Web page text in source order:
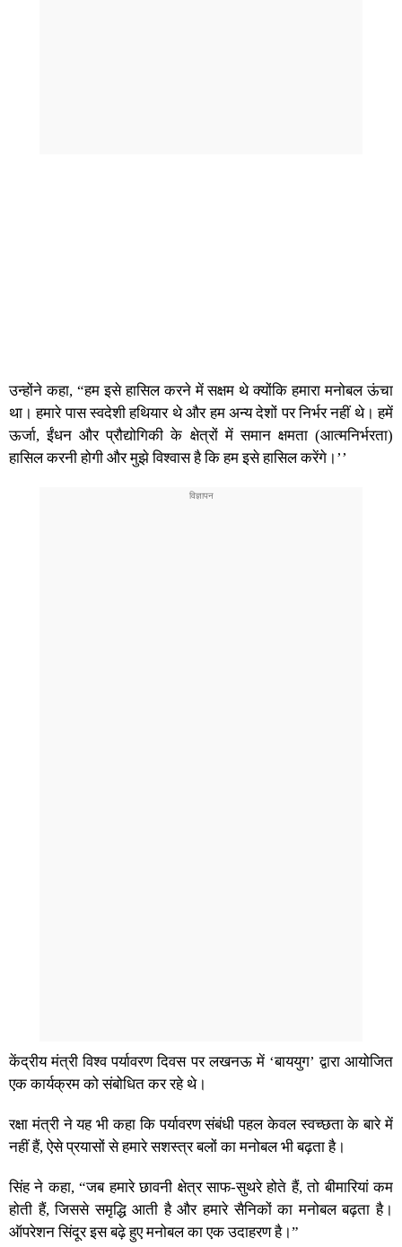
उन्होंने कहा, “हम इसे हासिल करने में सक्षम थे क्योंकि हमारा मनोबल ऊंचा
था। हमारे पास स्वदेशी हथियार थे और हम अन्य देशों पर निर्भर नहीं थे। हमें
ऊर्जा, ईंधन और प्रौद्योगिकी के क्षेत्रों में समान क्षमता (आत्मनिर्भरता)
हासिल करनी होगी और मुझे विश्वास है कि हम इसे हासिल करेंगे।’’
केंद्रीय मंत्री विश्व पर्यावरण दिवस पर लखनऊ में ‘बाययुग’ द्वारा आयोजित
एक कार्यक्रम को संबोधित कर रहे थे।
रक्षा मंत्री ने यह भी कहा कि पर्यावरण संबंधी पहल केवल स्वच्छता के बारे में
नहीं हैं, ऐसे प्रयासों से हमारे सशस्त्र बलों का मनोबल भी बढ़ता है।
सिंह ने कहा, “जब हमारे छावनी क्षेत्र साफ-सुथरे होते हैं, तो बीमारियां कम
होती हैं, जिससे समृद्धि आती है और हमारे सैनिकों का मनोबल बढ़ता है।
ऑपरेशन सिंदूर इस बढ़े हुए मनोबल का एक उदाहरण है।”